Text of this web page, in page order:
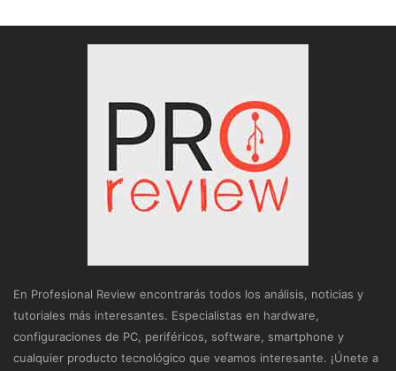
En Profesional Review encontrarás todos los análisis, noticias y
tutoriales más interesantes. Especialistas en hardware,
configuraciones de PC, periféricos, software, smartphone y
cualquier producto tecnológico que veamos interesante. ¡Únete a